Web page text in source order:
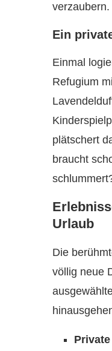
verzaubern.
Ein
Einmal
Refugium
plätschert
braucht
Urlaub
Die
völlig neue